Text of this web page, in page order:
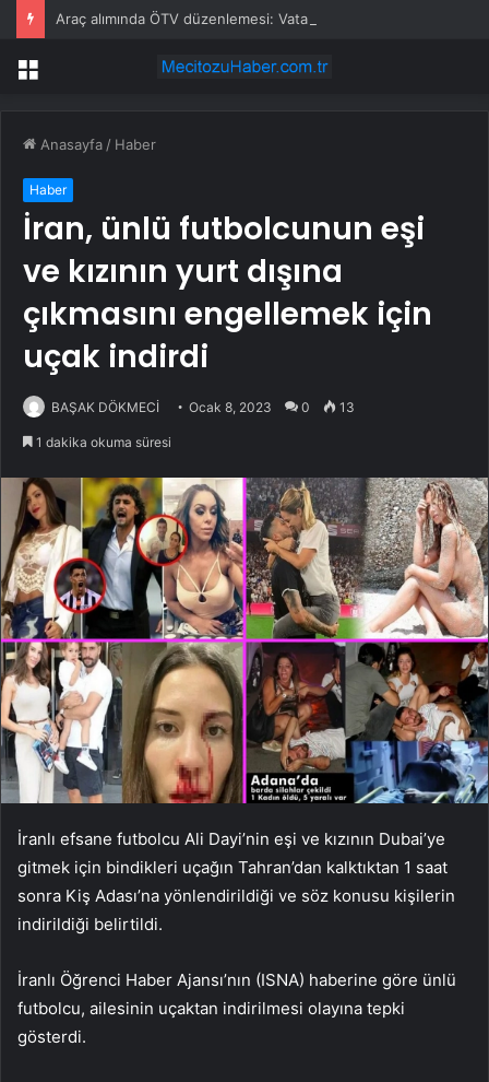
Menü
Anasayfa / Haber
Haber
İran, ünlü futbolcunun eşi
ve kızının yurt dışına
çıkmasını engellemek için
uçak indirdi
BAŞAK DÖKMECİ Ocak 8, 2023 0 13
1 dakika okuma süresi
İranlı efsane futbolcu Ali Dayi’nin eşi ve kızının Dubai’ye
gitmek için bindikleri uçağın Tahran’dan kalktıktan 1 saat
sonra Kiş Adası’na yönlendirildiği ve söz konusu kişilerin
indirildiği belirtildi.
İranlı Öğrenci Haber Ajansı’nın (ISNA) haberine göre ünlü
futbolcu, ailesinin uçaktan indirilmesi olayına tepki
gösterdi.